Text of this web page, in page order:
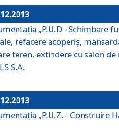
„P.U.D - Schimbare
refacere acoperiş,
teren, extindere cu salon
S.A.
„P.U.Z. - Construire